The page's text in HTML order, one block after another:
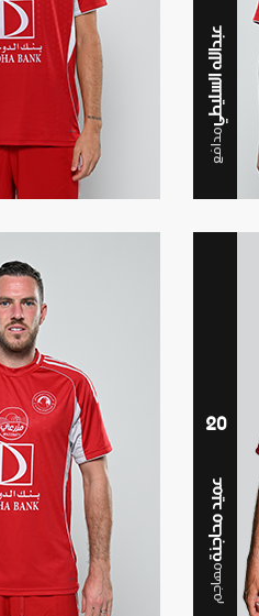
عبدالله السليطي
مدافع
20
عميد محاجنة
مهاجم